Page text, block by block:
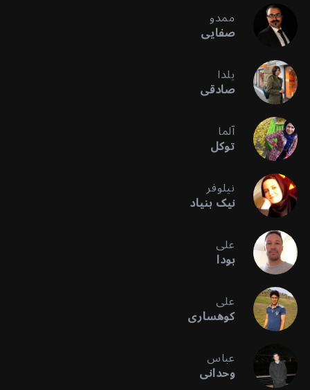
ممدو
صفایی
یلدا
صادقی
آلما
توکل
نیلوفر
نیک بنیاد
علی
بودا
علی
کوهساری
عباس
وحدانی